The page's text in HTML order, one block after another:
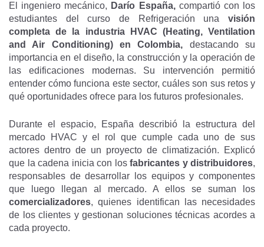
El ingeniero mecánico, Darío España,compartió con los
estudiantes del curso de Refrigeración una visión
completa de la industria HVAC (Heating, Ventilation
and Air Conditioning) en Colombia, destacando su
importancia en el diseño, la construcción y la operación de
las edificaciones modernas. Su intervención permitió
entender cómo funciona este sector, cuáles son sus retos y
qué oportunidades ofrece para los futuros profesionales.
Durante el espacio, España describió la estructura del
mercado HVAC y el rol que cumple cada uno de sus
actores dentro de un proyecto de climatización. Explicó
que la cadena inicia con los fabricantes y distribuidores,
responsables de desarrollar los equipos y componentes
que luego llegan al mercado. A ellos se suman los
comercializadores, quienes identifican las necesidades
de los clientes y gestionan soluciones técnicas acordes a
cada proyecto.